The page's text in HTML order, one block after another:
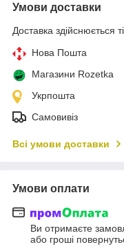
Умови доставки
Доставка здійснюється
Нова Пошта
Магазини Rozetka
Укрпошта
Самовивіз
Всі умови доставки
Умови оплати
Ви отримаєте
або гроші